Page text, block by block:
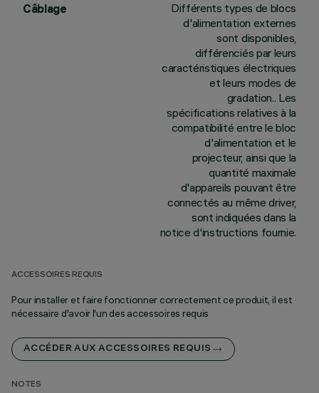
Câblage
Différents types de blocs
d'alimentation externes
sont disponibles,
différenciés par leurs
caractéristiques électriques
et leurs modes de
gradation.. Les
spécifications relatives à la
compatibilité entre le bloc
d'alimentation et le
projecteur, ainsi que la
quantité maximale
d'appareils pouvant être
connectés au même driver,
sont indiquées dans la
notice d'instructions fournie.
ACCESSOIRES REQUIS
Pour installer et faire fonctionner correctement ce produit, il est
nécessaire d'avoir l'un des accessoires requis
ACCÉDER AUX ACCESSOIRES REQUIS
NOTES